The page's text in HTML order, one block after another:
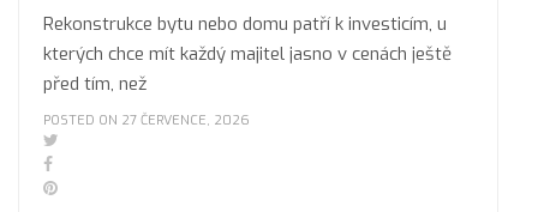
Rekonstrukce bytu nebo domu patří k investicím, u
kterých chce mít každý majitel jasno v cenách ještě
před tím, než
POSTED ON 27 ČERVENCE, 2026